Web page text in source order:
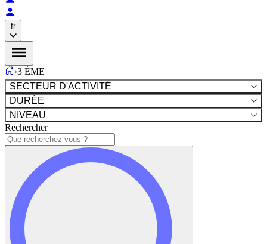
fr
›3 ÈME
SECTEUR D'ACTIVITÉ
DURÉE
NIVEAU
Rechercher